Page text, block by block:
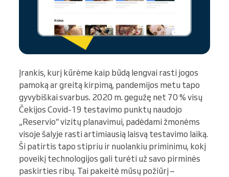
Įrankis, kurį kūrėme kaip būdą lengvai rasti jogos
pamoką ar greitą kirpimą, pandemijos metu tapo
gyvybiškai svarbus. 2020 m. gegužę net 70 % visų
Čekijos Covid-19 testavimo punktų naudojo
„Reservio“ vizitų planavimui, padėdami žmonėms
visoje šalyje rasti artimiausią laisvą testavimo laiką.
Ši patirtis tapo stipriu ir nuolankiu priminimu, kokį
poveikį technologijos gali turėti už savo pirminės
paskirties ribų. Tai pakeitė mūsų požiūrį –